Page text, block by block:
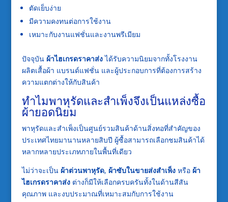
ตัดเย็บง่าย
มีความคงทนต่อการใช้งาน
เหมาะกับงานแฟชั่นและงานพรีเมียม
ปัจจุบัน ผ้าไฮเกรดราคาส่งได้รับความนิยมจากทั้งโรงงาน
ผลิตเสื้อผ้า แบรนด์แฟชั่น และผู้ประกอบการที่ต้องการสร้าง
ความแตกต่างให้กับสินค้า
ทำไมพาหุรัดและสำเพ็งจึงเป็นแหล่งซื้อ
ผ้ายอดนิยม
พาหุรัดและสำเพ็งเป็นศูนย์รวมสินค้าด้านสิ่งทอที่สำคัญของ
ประเทศไทยมานานหลายสิบปี ผู้ซื้อสามารถเลือกชมสินค้าได้
หลากหลายประเภทภายในพื้นที่เดียว
ไม่ว่าจะเป็น ผ้าต่วนพาหุรัด, ผ้าซับในขายส่งสำเพ็งหรือ ผ้า
ไฮเกรดราคาส่งต่างก็มีให้เลือกครบครันทั้งในด้านสีสัน
คุณภาพ และงบประมาณที่เหมาะสมกับการใช้งาน